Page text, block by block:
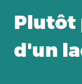
Plutôt
d'un